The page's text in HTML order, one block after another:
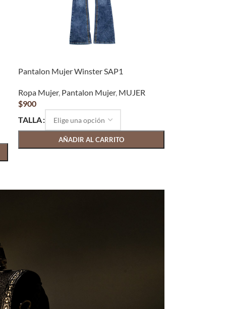
Pantalon Mujer Winster SAP1
Ropa Mujer, Pantalon Mujer, MUJER
$900
TALLA
AÑADIR AL CARRITO